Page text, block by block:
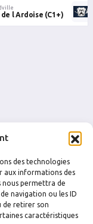
des technologies
aux informations des
nous permettra de
navigation ou les ID
de retirer son
caractéristiques
de l Ardoise (C1+)